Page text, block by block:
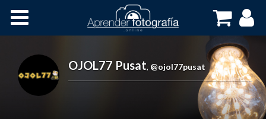
Cursos OnLine
OJOL77 Pusat, @ojol77pusat